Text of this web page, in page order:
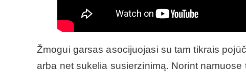
Žmogui garsas asocijuojasi su tam tikrais
arba net sukelia susierzinimą. Norint